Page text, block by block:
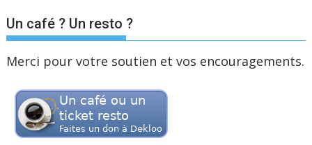
Un café ? Un resto ?
Merci pour votre soutien et vos encouragements.